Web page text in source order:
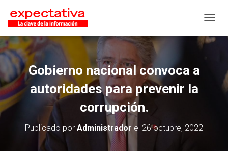
Gobierno nacional convoca a
autoridades para prevenir la
corrupción.
Publicado por Administrador el 26 octubre, 2022